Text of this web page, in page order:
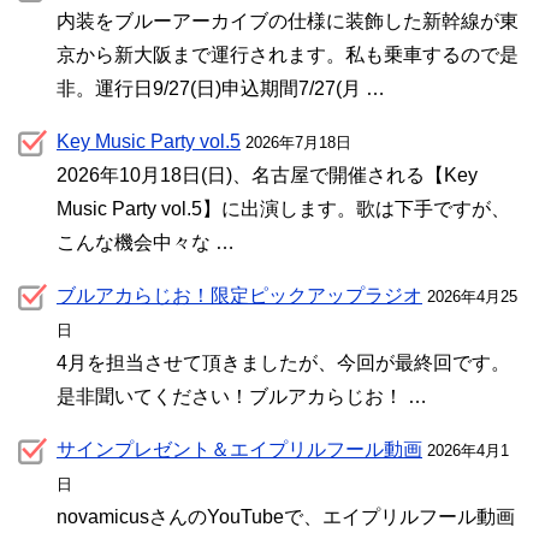
内装をブルーアーカイブの仕様に装飾した新幹線が東
京から新大阪まで運行されます。私も乗車するので是
非。運行日9/27(日)申込期間7/27(月 …
Key Music Party vol.5 2026年7月18日
2026年10月18日(日)、名古屋で開催される【Key
Music Party vol.5】に出演します。歌は下手ですが、
こんな機会中々な …
ブルアカらじお！限定ピックアップラジオ 2026年4月25
日
4月を担当させて頂きましたが、今回が最終回です。
是非聞いてください！ブルアカらじお！ …
サインプレゼント＆エイプリルフール動画 2026年4月1
日
novamicusさんのYouTubeで、エイプリルフール動画